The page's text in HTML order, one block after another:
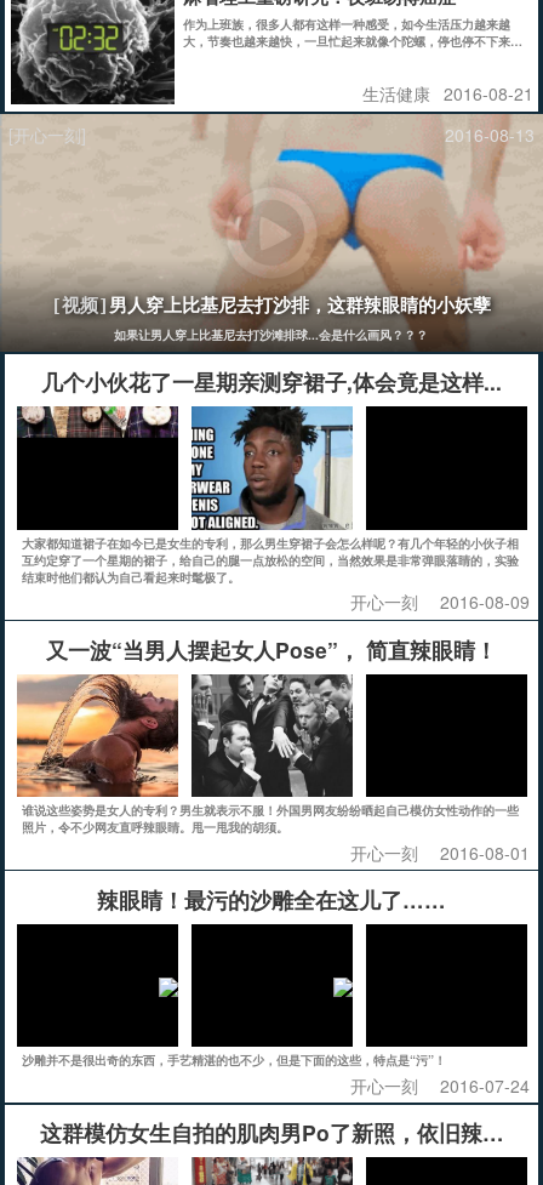
作为上班族，很多人都有这样一种感受，如今生活压力越来越
大，节奏也越来越快，一旦忙起来就像个陀螺，停也停不下来。
生活健康 2016-08-21
[开心一刻]
2016-08-13
[视频]男人穿上比基尼去打沙排，这群辣眼睛的小妖孽
如果让男人穿上比基尼去打沙滩排球...会是什么画风？？？
几个小伙花了一星期亲测穿裙子,体会竟是这样...
大家都知道裙子在如今已是女生的专利，那么男生穿裙子会怎么样呢？有几个年轻的小伙子相
互约定穿了一个星期的裙子，给自己的腿一点放松的空间，当然效果是非常弹眼落睛的，实验
结束时他们都认为自己看起来时髦极了。
开心一刻 2016-08-09
又一波“当男人摆起女人Pose”， 简直辣眼睛！
谁说这些姿势是女人的专利？男生就表示不服！外国男网友纷纷晒起自己模仿女性动作的一些
照片，令不少网友直呼辣眼睛。甩一甩我的胡须。
开心一刻 2016-08-01
辣眼睛！最污的沙雕全在这儿了……
沙雕并不是很出奇的东西，手艺精湛的也不少，但是下面的这些，特点是“污”！
开心一刻 2016-07-24
这群模仿女生自拍的肌肉男Po了新照，依旧辣眼睛